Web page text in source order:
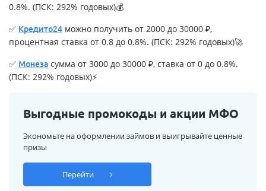
0.8%. (ПСК: 292% годовых)💰
✅ Кредито24 можно получить от 2000 до 30000 ₽,
процентная ставка от 0.8 до 0.8%. (ПСК: 292% годовых)🚀
✅ Монеза сумма от 3000 до 30000 ₽, ставка от 0 до 0.8%.
(ПСК: 292% годовых)⚡
Выгодные промокоды и акции МФО
Экономьте на оформлении займов и выигрывайте ценные
призы
Перейти